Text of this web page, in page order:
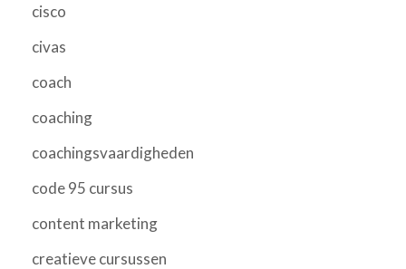
cisco
civas
coach
coaching
coachingsvaardigheden
code 95 cursus
content marketing
creatieve cursussen